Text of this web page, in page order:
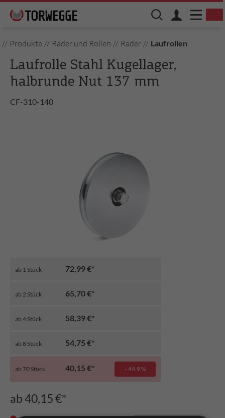
// Produkte // Räder und Rollen // Räder // Laufrollen
Laufrolle Stahl Kugellager,
halbrunde Nut 137 mm
CF-310-140
ab 40,15 €*
ab 1 Stück 72,99 €*
ab 2 Stück 65,70 €*
ab 4 Stück 58,39 €*
ab 8 Stück 54,75 €*
ab 70 Stück 40,15 €* - 44.9 %